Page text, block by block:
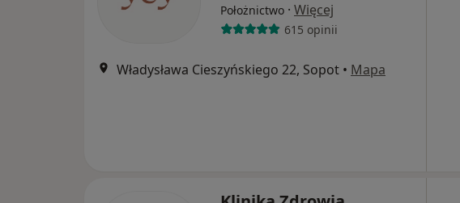
Położnictwo · Więcej
615 opinii
Władysława Cieszyńskiego 22, Sopot • Mapa